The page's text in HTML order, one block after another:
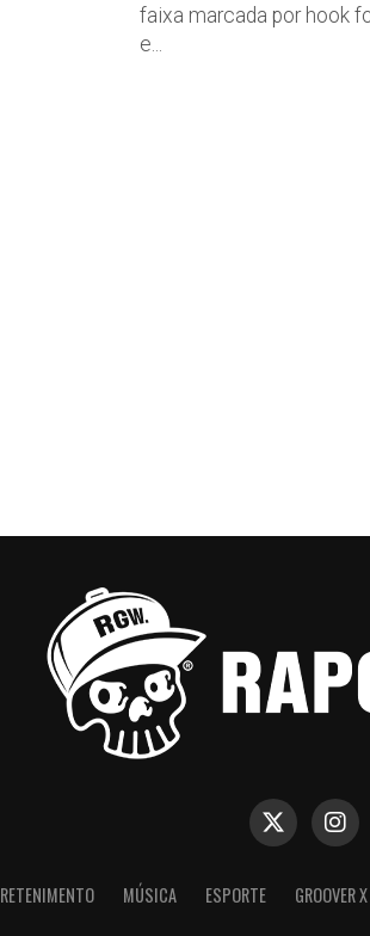
faixa marcada por hook
e...
MÚSICA ESPORTE GROOVER